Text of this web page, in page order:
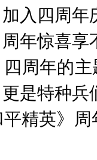
入四周
年惊喜享
年的主
是特种兵
英》周